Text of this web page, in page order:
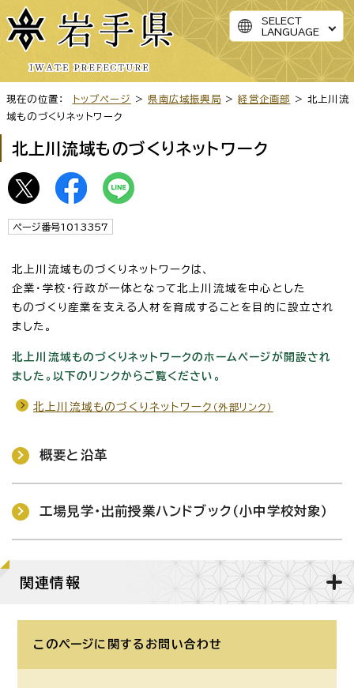
SELECT
LANGUAGE
現在の位置： トップページ > 県南広域振興局 >経営企画部
> 北上川流
域ものづくりネットワーク
北上川流域ものづくりネットワーク
ページ番号1013357
北上川流域ものづくりネットワークは、
企業・学校・行政が一体となって北上川流域を中心とした
ものづくり産業を支える人材を育成することを目的に設立され
ました。
北上川流域ものづくりネットワークのホームページが開設され
ました。以下のリンクからご覧ください。
北上川流域ものづくりネットワーク （外部リンク）
概要と沿革
工場見学・出前授業ハンドブック（小中学校対象）
関連情報
このページに関する お問い合わせ